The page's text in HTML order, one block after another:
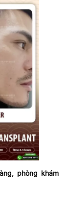
phòng khám